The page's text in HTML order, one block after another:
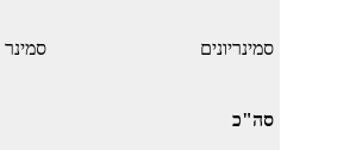
סמינריונים סמינר
סה"כ